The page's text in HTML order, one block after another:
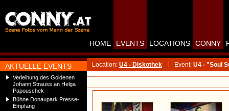
AKTUELLE EVENTS
Verleihung des Goldenen
Johann Strauss an Helga
Papouschek
Bühne Donaupark Presse-
Empfang
HOME EVENTS LOCATIONS CONNY
Location: U4 - Diskothek Event: U4 - "Soul